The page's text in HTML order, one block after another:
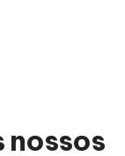
nossos